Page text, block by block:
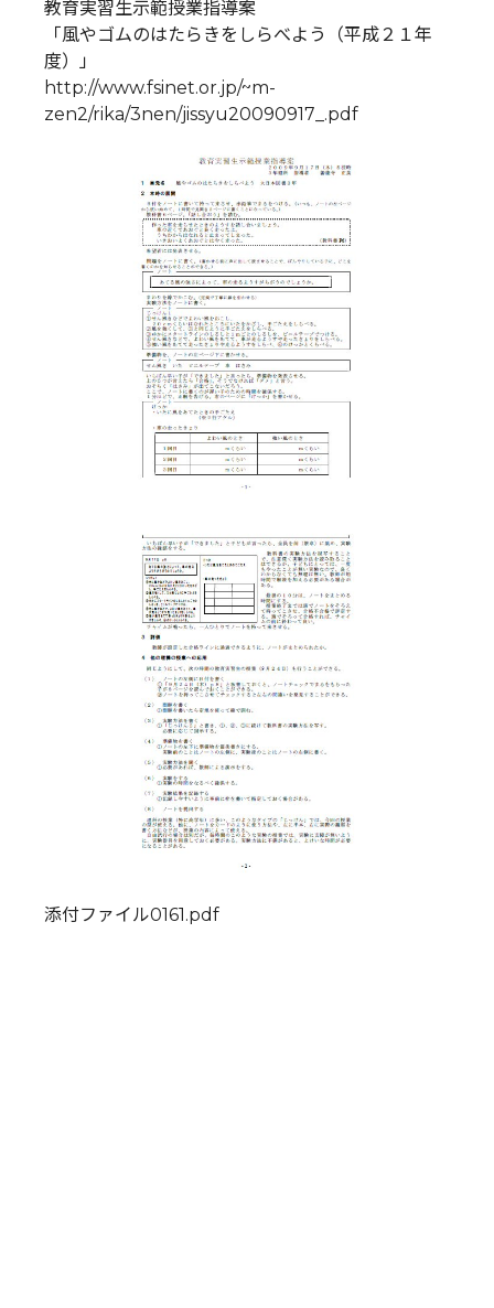
教育実習生示範授業指導案
「風やゴムのはたらきをしらべよう（平成２１年
度）」
http://www.fsinet.or.jp/~m-
zen2/rika/3nen/jissyu20090917_.pdf
添付ファイル0161.pdf